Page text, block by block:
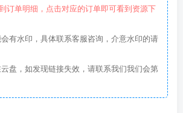
订单明细，点击对应的订单即可看到资源下
有水印，具体联系客服咨询，介意水印的请
盘，如发现链接失效，请联系我们我们会第